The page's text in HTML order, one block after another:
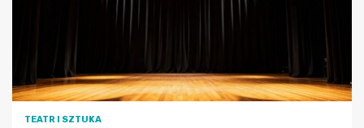
TEATR I SZTUKA